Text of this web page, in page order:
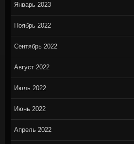
Январь 2023
Ноябрь 2022
Сентябрь 2022
Август 2022
Июль 2022
Июнь 2022
Апрель 2022